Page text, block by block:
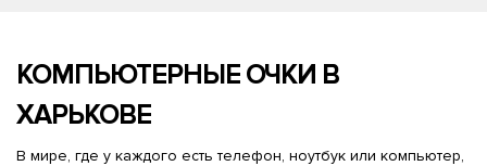
КОМПЬЮТЕРНЫЕ ОЧКИ В
ХАРЬКОВЕ
В мире, где у каждого есть телефон, ноутбук или компьютер,